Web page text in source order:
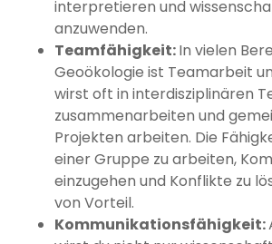
interpretieren und
anzuwenden.
Teamfähigkeit:In vielen
Geoökologie ist Teamarbeit
wirst oft in interdisziplinären
zusammenarbeiten und
Projekten arbeiten. Die
einer Gruppe zu arbeiten,
einzugehen und Konflikte zu
von Vorteil.
Kommunikationsfähigkeit: